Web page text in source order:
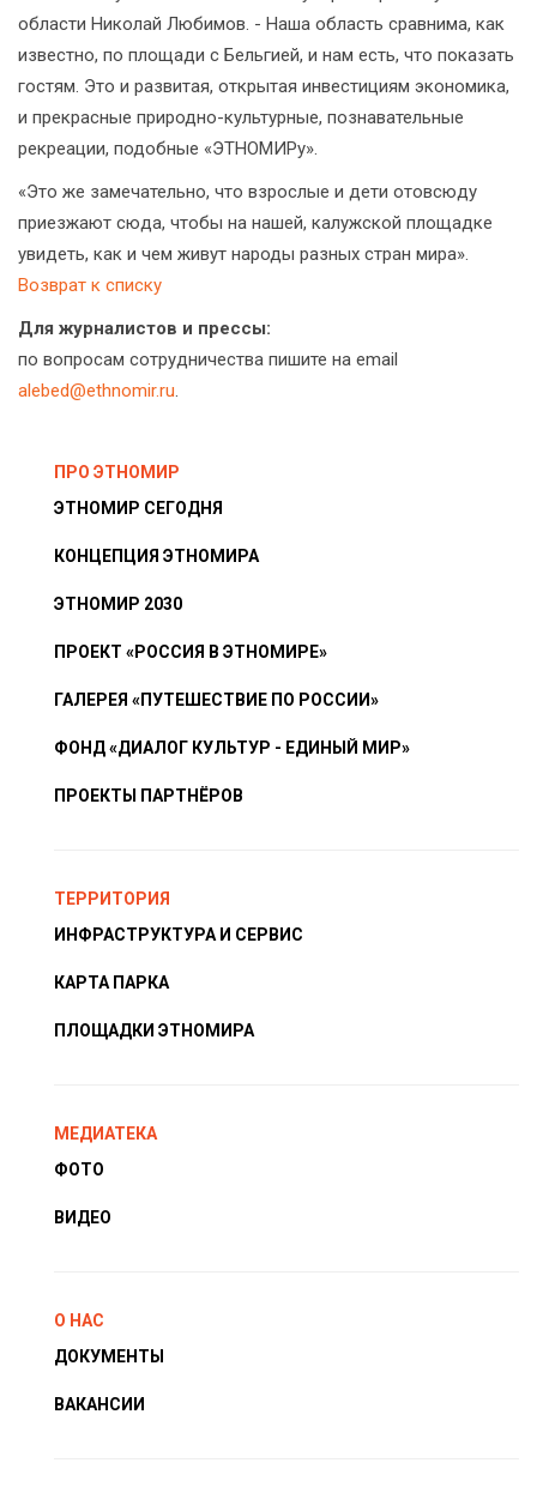
области Николай Любимов. - Наша область сравнима, как
известно, по площади с Бельгией, и нам есть, что показать
гостям. Это и развитая, открытая инвестициям экономика,
и прекрасные природно-культурные, познавательные
рекреации, подобные «ЭТНОМИРу».
«Это же замечательно, что взрослые и дети отовсюду
приезжают сюда, чтобы на нашей, калужской площадке
увидеть, как и чем живут народы разных стран мира».
Возврат к списку
Для журналистов и прессы:
по вопросам сотрудничества пишите на email
alebed@ethnomir.ru.
ПРО ЭТНОМИР
ЭТНОМИР СЕГОДНЯ
КОНЦЕПЦИЯ ЭТНОМИРА
ЭТНОМИР 2030
ПРОЕКТ «РОССИЯ В ЭТНОМИРЕ»
ГАЛЕРЕЯ «ПУТЕШЕСТВИЕ ПО РОССИИ»
ФОНД «ДИАЛОГ КУЛЬТУР - ЕДИНЫЙ МИР»
ПРОЕКТЫ ПАРТНЁРОВ
ТЕРРИТОРИЯ
ИНФРАСТРУКТУРА И СЕРВИС
КАРТА ПАРКА
ПЛОЩАДКИ ЭТНОМИРА
МЕДИАТЕКА
ФОТО
ВИДЕО
О НАС
ДОКУМЕНТЫ
ВАКАНСИИ